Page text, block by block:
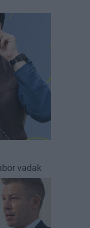
vadak